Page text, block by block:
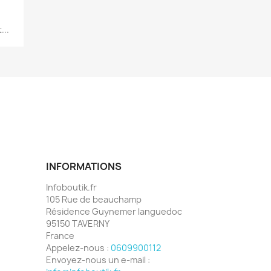
INFORMATIONS
Infoboutik.fr
105 Rue de beauchamp
Résidence Guynemer languedoc
95150 TAVERNY
France
Appelez-nous : 0609900112
Envoyez-nous un e-mail :